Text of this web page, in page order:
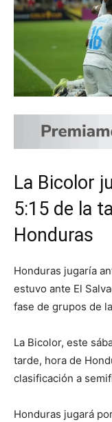
La Bicolor
5:15 de la
Honduras
Honduras jugaría
estuvo ante El
fase de grupos de
La Bicolor, este
tarde, hora de
clasificación a
Honduras jugará